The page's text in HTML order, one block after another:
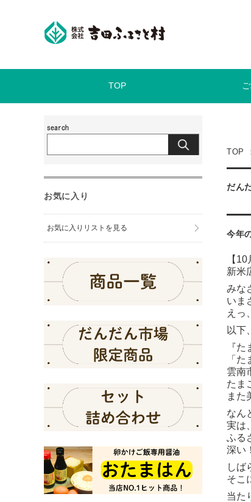
TOP
TOP
だん
今年
【
新米
みな
いま
えっ
以下
『
「
雲南
たま
また
なん
実は
ふる
深い
しば
そこ
当た
お気に入り
お気に入りリストを見る